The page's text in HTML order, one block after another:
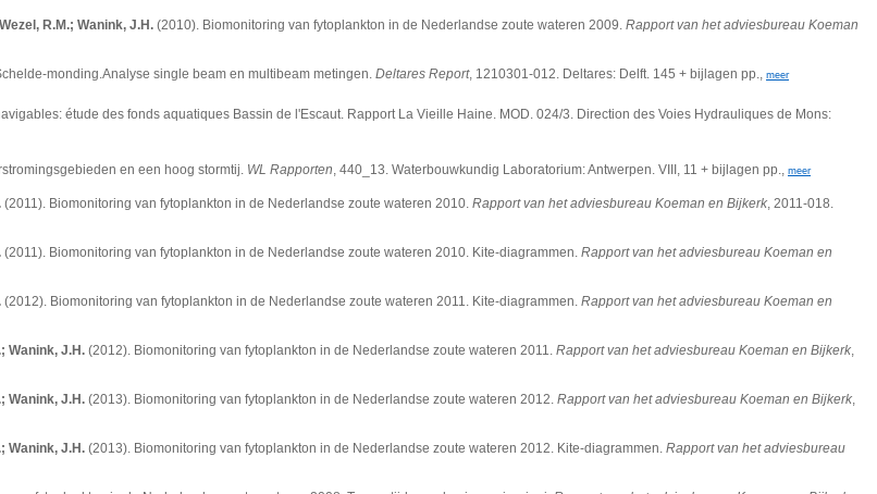
R.M.; Wanink, J.H. (2010). Biomonitoring van fytoplankton in de Nederlandse zoute wateren 2009. Rapport van het adviesbureau Koeman
monding.Analyse single beam en multibeam metingen. Deltares Report, 1210301-012. Deltares: Delft. 145 + bijlagen pp., meer
étude des fonds aquatiques Bassin de l'Escaut. Rapport La Vieille Haine. MOD. 024/3. Direction des Voies Hydrauliques de Mons:
en een hoog stormtij. WL Rapporten , 440_13. Waterbouwkundig Laboratorium: Antwerpen. VIII, 11 + bijlagen pp., meer
(2011). Biomonitoring van fytoplankton in de Nederlandse zoute wateren 2010. Rapport van het adviesbureau Koeman en Bijkerk , 2011-018.
(2011). Biomonitoring van fytoplankton in de Nederlandse zoute wateren 2010. Kite-diagrammen. Rapport van het adviesbureau Koeman en
(2012). Biomonitoring van fytoplankton in de Nederlandse zoute wateren 2011. Kite-diagrammen. Rapport van het adviesbureau Koeman en
Wanink, J.H. (2012). Biomonitoring van fytoplankton in de Nederlandse zoute wateren 2011. Rapport van het adviesbureau Koeman en Bijkerk
Wanink, J.H. (2013). Biomonitoring van fytoplankton in de Nederlandse zoute wateren 2012. Rapport van het adviesbureau Koeman en Bijkerk
Wanink, J.H. (2013). Biomonitoring van fytoplankton in de Nederlandse zoute wateren 2012. Kite-diagrammen. Rapport van het adviesbureau